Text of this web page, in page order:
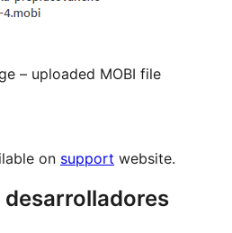
– uploaded MOBI file
on support website.